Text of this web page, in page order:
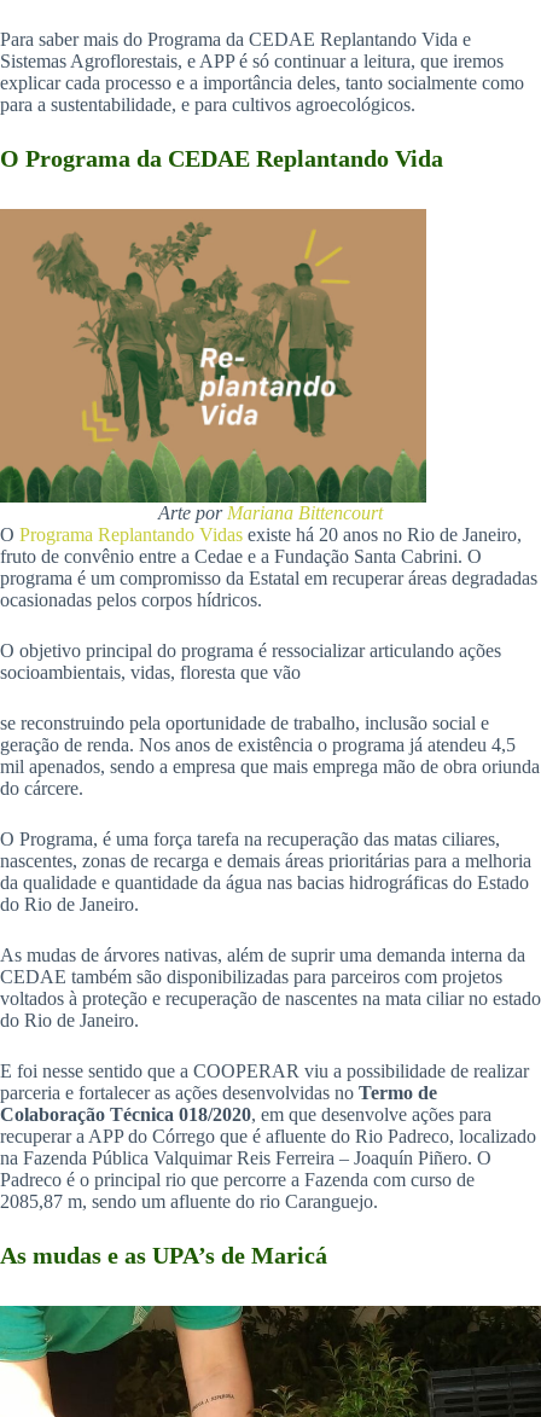
Para saber mais do Programa da CEDAE Replantando Vida e
Sistemas Agroflorestais, e APP é só continuar a leitura, que iremos
explicar cada processo e a importância deles, tanto socialmente como
para a sustentabilidade, e para cultivos agroecológicos.
O Programa da CEDAE Replantando Vida
Arte por Mariana Bittencourt
O Programa Replantando Vidas existe há 20 anos no Rio de Janeiro,
fruto de convênio entre a Cedae e a Fundação Santa Cabrini. O
programa é um compromisso da Estatal em recuperar áreas degradadas
ocasionadas pelos corpos hídricos.
O objetivo principal do programa é ressocializar articulando ações
socioambientais, vidas, floresta que vão
se reconstruindo pela oportunidade de trabalho, inclusão social e
geração de renda. Nos anos de existência o programa já atendeu 4,5
mil apenados, sendo a empresa que mais emprega mão de obra oriunda
do cárcere.
O Programa, é uma força tarefa na recuperação das matas ciliares,
nascentes, zonas de recarga e demais áreas prioritárias para a melhoria
da qualidade e quantidade da água nas bacias hidrográficas do Estado
do Rio de Janeiro.
As mudas de árvores nativas, além de suprir uma demanda interna da
CEDAE também são disponibilizadas para parceiros com projetos
voltados à proteção e recuperação de nascentes na mata ciliar no estado
do Rio de Janeiro.
E foi nesse sentido que a COOPERAR viu a possibilidade de realizar
parceria e fortalecer as ações desenvolvidas no Termo de
Colaboração Técnica 018/2020, em que desenvolve ações para
recuperar a APP do Córrego que é afluente do Rio Padreco, localizado
na Fazenda Pública Valquimar Reis Ferreira – Joaquín Piñero. O
Padreco é o principal rio que percorre a Fazenda com curso de
2085,87 m, sendo um afluente do rio Caranguejo.
As mudas e as UPA’s de Maricá